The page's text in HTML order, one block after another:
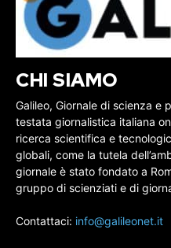
CHI SIAMO
Galileo, Giornale di scienza e
testata giornalistica italiana
ricerca scientifica e
globali, come la tutela
giornale è stato fondato a
gruppo di scienziati e di
Contattaci: info@galileonet.it